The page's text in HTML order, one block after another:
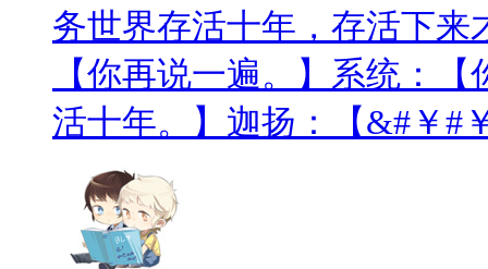
务世界存活十年，存活下
【你再说一遍。】系统：
活十年。】迦扬：【&#￥#